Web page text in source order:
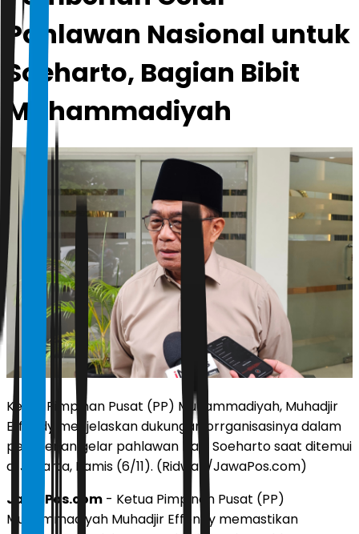
Pahlawan Nasional untuk
Soeharto, Bagian Bibit
Muhammadiyah
Ketua Pimpinan Pusat (PP) Muhammadiyah, Muhadjir
Effendy menjelaskan dukungan orrganisasinya dalam
pemberian gelar pahlawan bagi Soeharto saat ditemui
di Jakarta, Kamis (6/11). (Ridwan/JawaPos.com)
JawaPos.com - Ketua Pimpinan Pusat (PP)
Muhammadiyah Muhadjir Effendy memastikan